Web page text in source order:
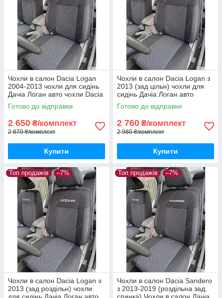
Чохли в салон Dacia Logan
2004-2013 чохли для сидінь
Дачіа Логан авто чохли Dacia
Logan
Готово до відправки
2 650 ₴/комплект
2 870 ₴/комплект
Купити
Чохли в салон Dacia Logan з
2013 (зад цільн) чохли для
сидінь Дачіа Логан авто
чохли Dacia Logan
Готово до відправки
2 760 ₴/комплект
2 980 ₴/комплект
Купити
Топ продажів –7%
Чохли в салон Dacia Logan з
2013 (зад роздільн) чохли
Топ продажів –7%
Чохли в салон Dacia Sandero
з 2013-2019 (роздільна зад.